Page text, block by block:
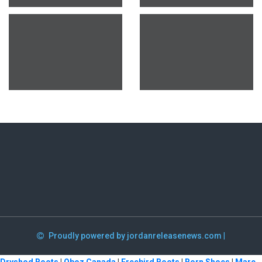
Proudly powered by jordanreleasenews.com